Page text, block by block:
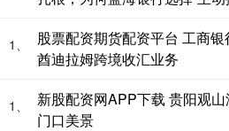
1、
股票配资期货配资平台 工商
酋迪拉姆跨境收汇业务
1、
新股配资网APP下载 贵阳观山
门口美景